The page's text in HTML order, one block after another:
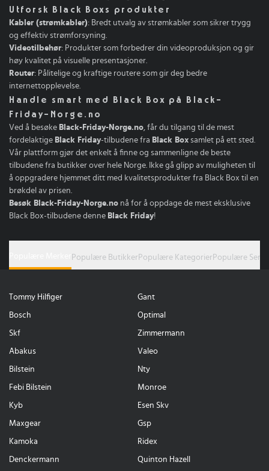
Utforsk Black Boxs produkter
Kabler (strømkabler): Bredt utvalg av strømkabler som sikrer trygg
og effektiv strømforsyning.
Videotilbehør: Produkter som forbedrer din videoproduksjon og gir
høy kvalitet på visuelle presentasjoner.
Router: Pålitelige og kraftige routere som gir deg bedre
internettopplevelse.
Handle smart med Black Box på Black-
Friday-Norge.no
Ved å besøke Black-Friday-Norge.no , får du tilgang til de mest
fordelaktige Black Friday-tilbudene fra Black Box samlet på ett sted.
Vår plattform gjør det enkelt å finne og sammenligne de beste
tilbudene fra butikker over hele Norge. Ikke gå glipp av muligheten til
å oppgradere hjemmet ditt med kvalitetsprodukter fra Black Box til en
brøkdel av prisen.
Besøk Black-Friday-Norge.no nå for å oppdage de mest eksklusive
Black Box-tilbudene denne Black Friday!
Populære Butikker Populære Kategorier Populære Serie
Tommy Hilfiger Gant
Bosch Optimal
Skf Zimmermann
Abakus Valeo
Bilstein Nty
Febi Bilstein Monroe
Kyb Esen Skv
Maxgear Gsp
Kamoka Ridex
Denckermann Quinton Hazell